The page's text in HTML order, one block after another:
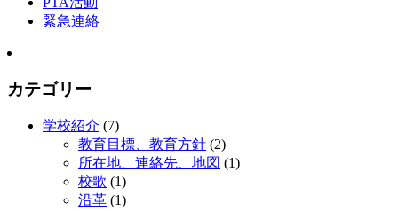
緊急連絡
カテゴリー
学校紹介 (7)
教育目標、教育方針 (2)
所在地、連絡先、地図 (1)
校歌 (1)
沿革 (1)